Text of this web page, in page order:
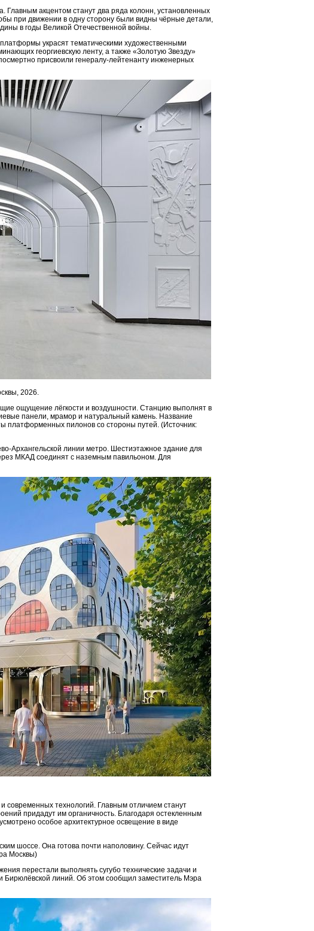
Главным акцентом станут два ряда колонн, установленных
при движении в одну сторону были видны чёрные детали,
в годы Великой Отечественной войны.
украсят тематическими художественными
георгиевскую ленту, а также «Золотую Звезду»
присвоили генералу-лейтенанту инженерных
2026.
ощущение лёгкости и воздушности. Станцию выполнят в
панели, мрамор и натуральный камень. Название
платформенных пилонов со стороны путей. (Источник:
Архангельской линии метро. Шестиэтажное здание для
МКАД соединят с наземным павильоном. Для
современных технологий. Главным отличием станут
придадут им органичность. Благодаря остекленным
особое архитектурное освещение в виде
шоссе. Она готова почти наполовину. Сейчас идут
Москвы)
перестали выполнять сугубо технические задачи и
Бирюлёвской линий. Об этом сообщил заместитель Мэра